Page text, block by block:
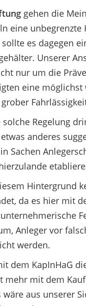
gehen die
eine
es dagegen
Unserer
nur um die
eine
Regelung
anderes
Sachen
Hintergrund
da es hier mit
Anleger vor
werden.
dem KapInHaG
mehr mit dem
aus unserer